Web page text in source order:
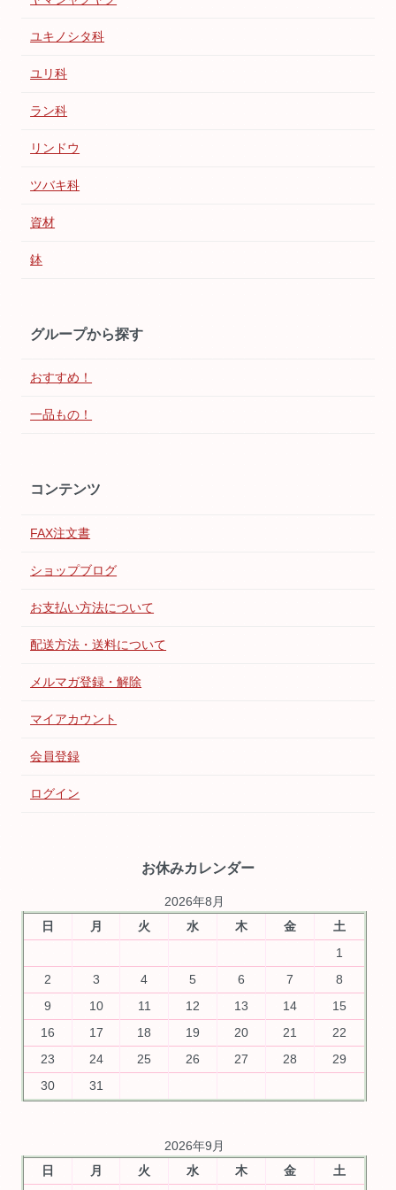
ユキノシタ科
ユリ科
ラン科
リンドウ
ツバキ科
資材
鉢
グループから探す
おすすめ！
一品もの！
コンテンツ
FAX注文書
ショップブログ
お支払い方法について
配送方法・送料について
メルマガ登録・解除
マイアカウント
会員登録
ログイン
お休みカレンダー
2026年8月
日
月 火 水 木 金
土
1
2
3 4 5 6 7
8
9
10 11 12 13 14
15
16
17 18 19 20 21
22
23
24 25 26 27 28
29
30
31
2026年9月
日
月 火 水 木 金 土